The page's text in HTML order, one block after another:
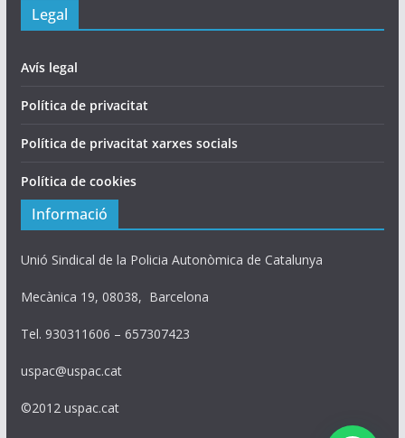
Legal
Avís legal
Política de privacitat
Política de privacitat xarxes socials
Política de cookies
Informació
Unió Sindical de la Policia Autonòmica de Catalunya
Mecànica 19, 08038, Barcelona
Tel. 930311606 – 657307423
uspac@uspac.cat
©2012 uspac.cat